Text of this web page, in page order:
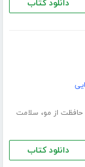
دانلود کتاب
حافظت از مو، سلامت
دانلود کتاب